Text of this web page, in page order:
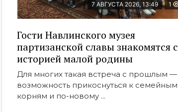
7 АВГУСТА 2026, 13:49 1
Гости Навлинского музея
партизанской славы знакомятся с
историей малой родины
Для многих такая встреча с прошлым —
возможность прикоснуться к семейным
корням и по-новому ...